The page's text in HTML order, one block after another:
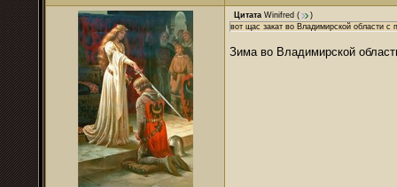
Цитата Winifred (
)
вот щас закат во Владимирской области с
Зима во Владимирской